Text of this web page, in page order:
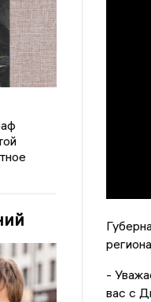
-
вас с